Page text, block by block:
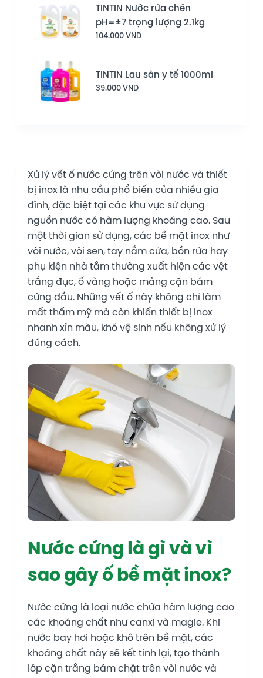
Xử lý vết ố nước cứng trên vòi nước và thiết
bị inox là nhu cầu phổ biến của nhiều gia
đình, đặc biệt tại các khu vực sử dụng
nguồn nước có hàm lượng khoáng cao. Sau
một thời gian sử dụng, các bề mặt inox như
vòi nước, vòi sen, tay nắm cửa, bồn rửa hay
phụ kiện nhà tắm thường xuất hiện các vệt
trắng đục, ố vàng hoặc mảng cặn bám
cứng đầu. Những vết ố này không chỉ làm
mất thẩm mỹ mà còn khiến thiết bị inox
nhanh xỉn màu, khó vệ sinh nếu không xử lý
đúng cách.
Nước cứng là gì và vì
sao gây ố bề mặt inox?
Nước cứng là loại nước chứa hàm lượng cao
các khoáng chất như canxi và magie. Khi
nước bay hơi hoặc khô trên bề mặt, các
khoáng chất này sẽ kết tinh lại, tạo thành
lớp cặn trắng bám chặt trên vòi nước và
TINTIN Nước rửa chén
pH=±7 trọng lượng 2.1kg
104.000VND
TINTIN Lau sàn y tế 1000ml
39.000VND